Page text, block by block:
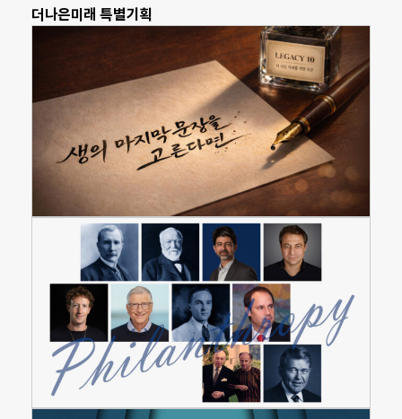
더나은미래 특별기획